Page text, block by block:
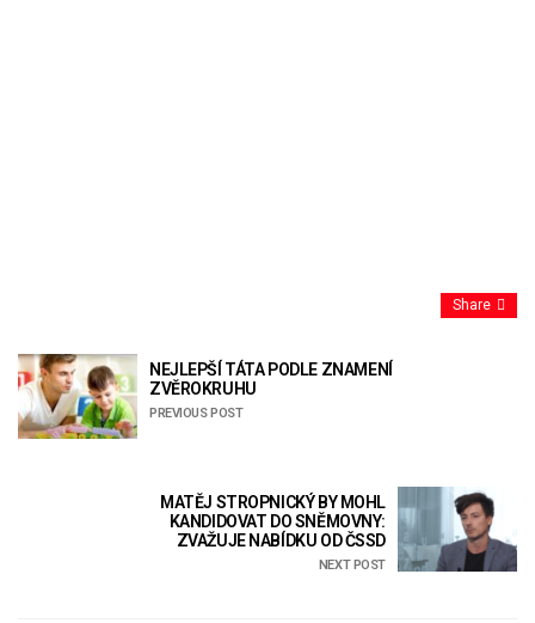
Share
NEJLEPŠÍ TÁTA PODLE ZNAMENÍ
ZVĚROKRUHU
PREVIOUS POST
MATĚJ STROPNICKÝ BY MOHL
KANDIDOVAT DO SNĚMOVNY:
ZVAŽUJE NABÍDKU OD ČSSD
NEXT POST